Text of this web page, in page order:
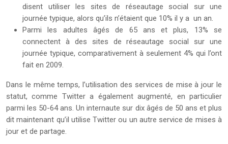
disent utiliser les sites de réseautage social sur une
journée typique, alors qu’ils n’étaient que 10% il y a un an.
Parmi les adultes âgés de 65 ans et plus, 13% se
connectent à des sites de réseautage social sur une
journée typique, comparativement à seulement 4% qui l’ont
fait en 2009.
Dans le même temps, l’utilisation des services de mise à jour le
statut, comme Twitter a également augmenté, en particulier
parmi les 50-64 ans. Un internaute sur dix âgés de 50 ans et plus
dit maintenant qu’il utilise Twitter ou un autre service de mises à
jour et de partage.